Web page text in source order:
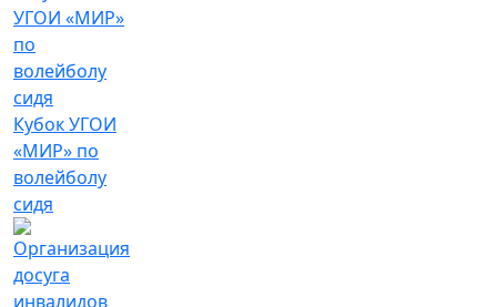
Кубок УГОИ
«МИР» по
волейболу
сидя